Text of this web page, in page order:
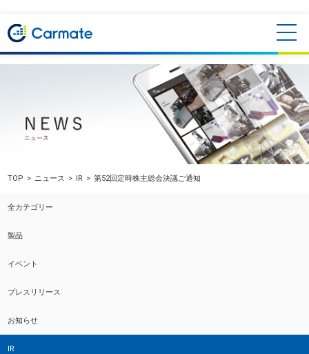
TOP ニュース IR 第52回定時株主総会決議ご通知
全カテゴリー
製品
イベント
プレスリリース
お知らせ
IR